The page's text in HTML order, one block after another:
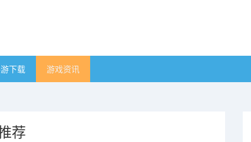
下载 游戏资讯
荐